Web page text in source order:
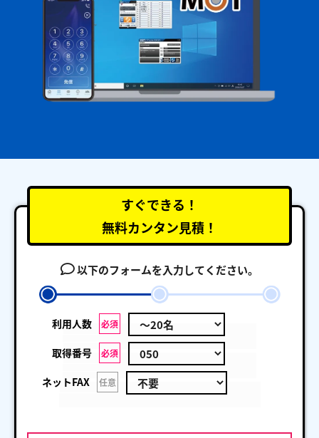
すぐできる！
無料カンタン見積！
以下のフォームを入力してください。
利用人数 必須
取得番号 必須
ネットFAX 任意